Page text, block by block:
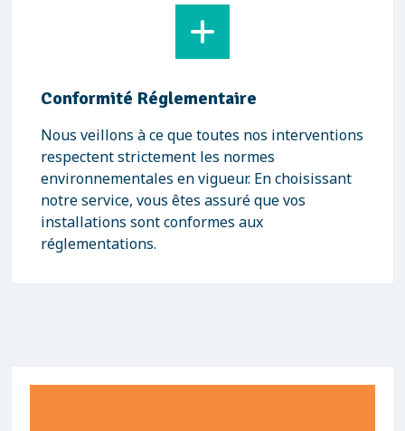
Conformité Réglementaire
Nous veillons à ce que toutes nos interventions
respectent strictement les normes
environnementales en vigueur. En choisissant
notre service, vous êtes assuré que vos
installations sont conformes aux
réglementations.